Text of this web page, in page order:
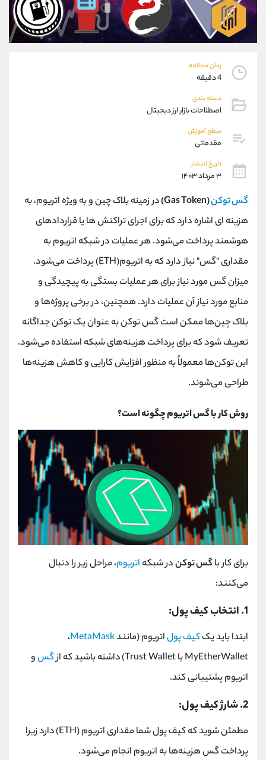
زمان مطالعه
4 دقیقه
دسته بندی
اصطلاحات بازار ارز دیجیتال
سطح آموزش
مقدماتی
تاریخ انتشار
۳ مرداد ۱۴۰۳
گس توکن(Gas Token)در زمینه بلاک چین و به ویژه اتریوم، به
هزینه ‌ای اشاره دارد که برای اجرای تراکنش‌ ها یا قراردادهای
هوشمند پرداخت می‌شود. هر عملیات در شبکه اتریوم به
مقداری "گس" نیاز دارد که به اتریوم(ETH) پرداخت می‌شود.
میزان گس مورد نیاز برای هر عملیات بستگی به پیچیدگی و
منابع مورد نیاز آن عملیات دارد. همچنین، در برخی پروژه‌ها و
بلاک چین‌ها ممکن است گس توکن به عنوان یک توکن جداگانه
تعریف شود که برای پرداخت هزینه‌های شبکه استفاده می‌شود.
این توکن‌ها معمولاً به منظور افزایش کارایی و کاهش هزینه‌ها
طراحی می‌شوند.
روش کار با گس اتریوم چگونه است؟
برای کار باگس توکندر شبکه اتریوم، مراحل زیر را دنبال
می‌کنند:
1. انتخاب کیف پول:
ابتدا باید یککیف پولاتریوم (مانندMetaMask،
MyEtherWalletیاTrust Wallet
(داشته باشید که ازگسو
اتریوم پشتیبانی کند.
2. شارژ کیف پول:
مطمئن شوید که کیف پول شما مقداری اتریوم(ETH)دارد زیرا
پرداخت گس هزینه‌ها به اتریوم انجام می‌شود.
09101364784
واتساپ شروع گفتگو
تلگرام @Armteam_admin_104
پشتیبان فروش
موبایل
واتساپ
داخلی
اطلاعات تماس (دفتر فروش)
تلفن 021-22021030
بدون پیش شماره 90001030
اینستاگرام @alireza.mehrabii
کانال تلگرام @alirezamehrabi_com